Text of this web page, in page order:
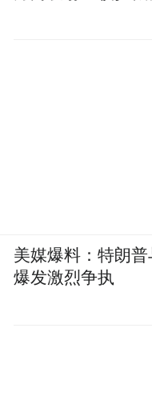
美媒爆料：特朗
爆发激烈争执